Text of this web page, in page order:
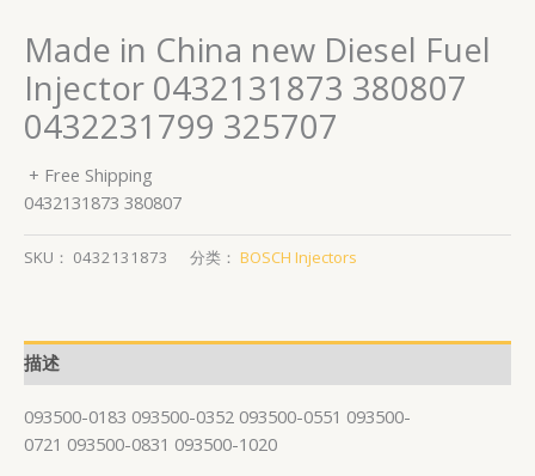
Made in China new Diesel Fuel
Injector 0432131873 380807
0432231799 325707
+ Free Shipping
0432131873 380807
SKU： 0432131873 分类： BOSCH Injectors
描述
093500-0183 093500-0352 093500-0551 093500-
0721 093500-0831 093500-1020